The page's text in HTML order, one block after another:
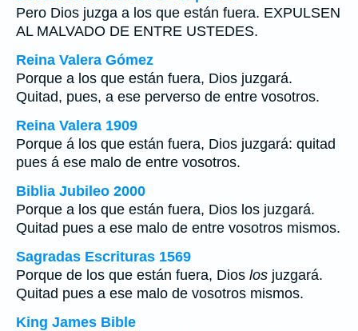
Pero Dios juzga a los que están fuera. EXPULSEN
AL MALVADO DE ENTRE USTEDES.
Reina Valera Gómez
Porque a los que están fuera, Dios juzgará.
Quitad, pues, a ese perverso de entre vosotros.
Reina Valera 1909
Porque á los que están fuera, Dios juzgará: quitad
pues á ese malo de entre vosotros.
Biblia Jubileo 2000
Porque a los que están fuera, Dios los juzgará.
Quitad pues a ese malo de entre vosotros mismos.
Sagradas Escrituras 1569
Porque de los que están fuera, Dios los juzgará.
Quitad pues a ese malo de vosotros mismos.
King James Bible